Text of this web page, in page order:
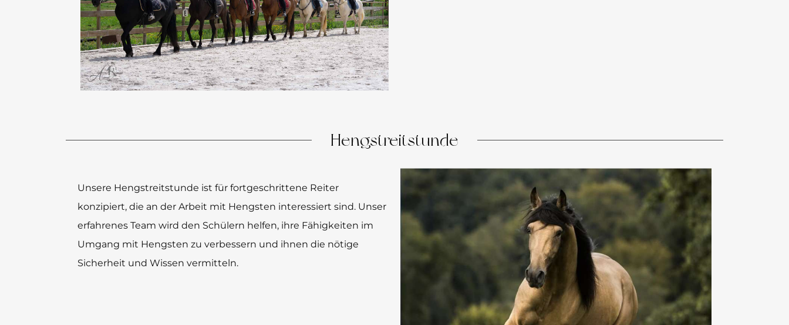
Hengstreitstunde
Unsere Hengstreitstunde ist für fortgeschrittene Reiter
konzipiert, die an der Arbeit mit Hengsten interessiert sind. Unser
erfahrenes Team wird den Schülern helfen, ihre Fähigkeiten im
Umgang mit Hengsten zu verbessern und ihnen die nötige
Sicherheit und Wissen vermitteln.